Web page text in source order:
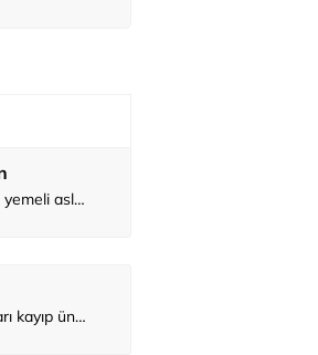
O timsahlar sizi yemeli aslında!...
Ahbap’a bağışları kayıp ünlüler var